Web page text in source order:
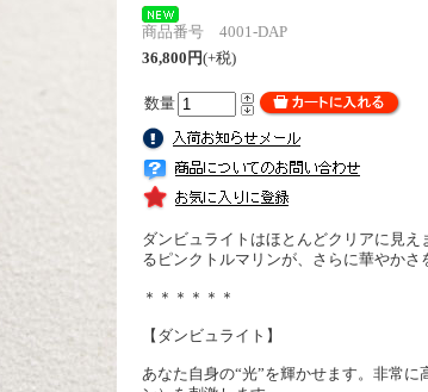
商品番号 4001-DAP
36,800円(+税)
数量
ダンビュライトはほとんどクリアに見
るピンクトルマリンが、さらに華やかさ
＊＊＊＊＊＊
【ダンビュライト】
あなた自身の“光”を輝かせます。非常